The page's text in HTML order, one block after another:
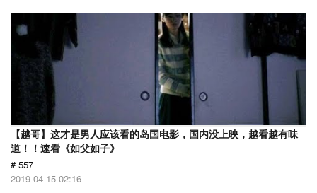
【越哥】这才是男人应该看的岛国电影，国内没上映，越看越有味
道！！速看《如父如子》
# 557
2019-04-15 02:16